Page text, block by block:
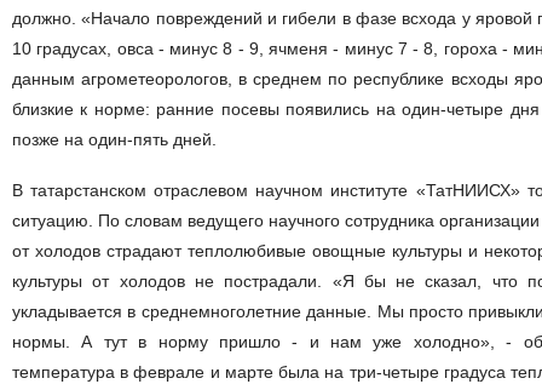
должно. «Начало повреждений и гибели в фазе всхода у
10 градусах, овса - минус 8 - 9, ячменя - минус 7 - 8, гороха -
данным агрометеорологов, в среднем по республике всходы
близкие к норме: ранние посевы появились на один-четыре
позже на один-пять дней.
В татарстанском отраслевом научном институте «ТатНИИСХ»
ситуацию. По словам ведущего научного сотрудника
от холодов страдают теплолюбивые овощные культуры и
культуры от холодов не пострадали. «Я бы не сказал, что
укладывается в среднемноголетние данные. Мы просто
нормы. А тут в норму пришло - и нам уже холодно», -
температура в феврале и марте была на три-четыре градуса